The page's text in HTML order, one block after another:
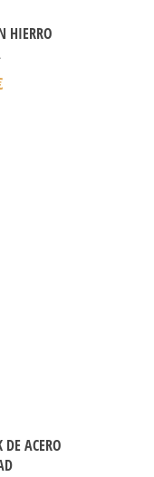
HIERRO
ACERO